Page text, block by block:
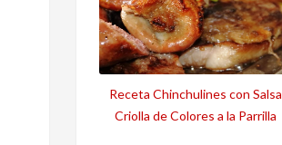
Receta Chinchulines con Salsa
Criolla de Colores a la Parrilla